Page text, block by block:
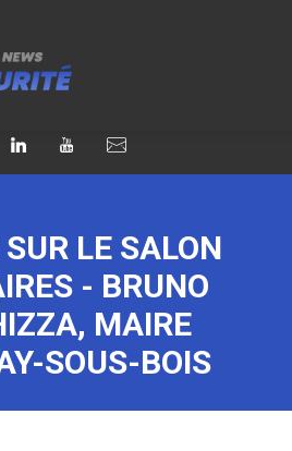
LE SALON
- BRUNO
MAIRE
SOUS-BOIS